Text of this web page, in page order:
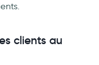
clients au